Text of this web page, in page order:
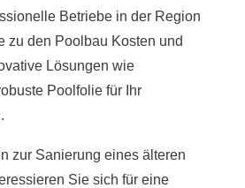
Betriebe in der Region
zu den Poolbau Kosten und
Lösungen wie
Poolfolie für Ihr
zur Sanierung eines älteren
Sie sich für eine